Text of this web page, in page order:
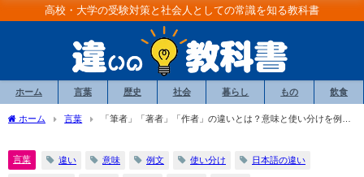
高校・大学の受験対策と社会人としての常識を知る教科書
ホーム 言葉 歴史 社会 暮らし もの 飲食
ホーム 言葉
「筆者」「著者」「作者」の違いとは？意味と使い分けを例文
言葉 違い 意味 例文 使い分け 日本語の違い